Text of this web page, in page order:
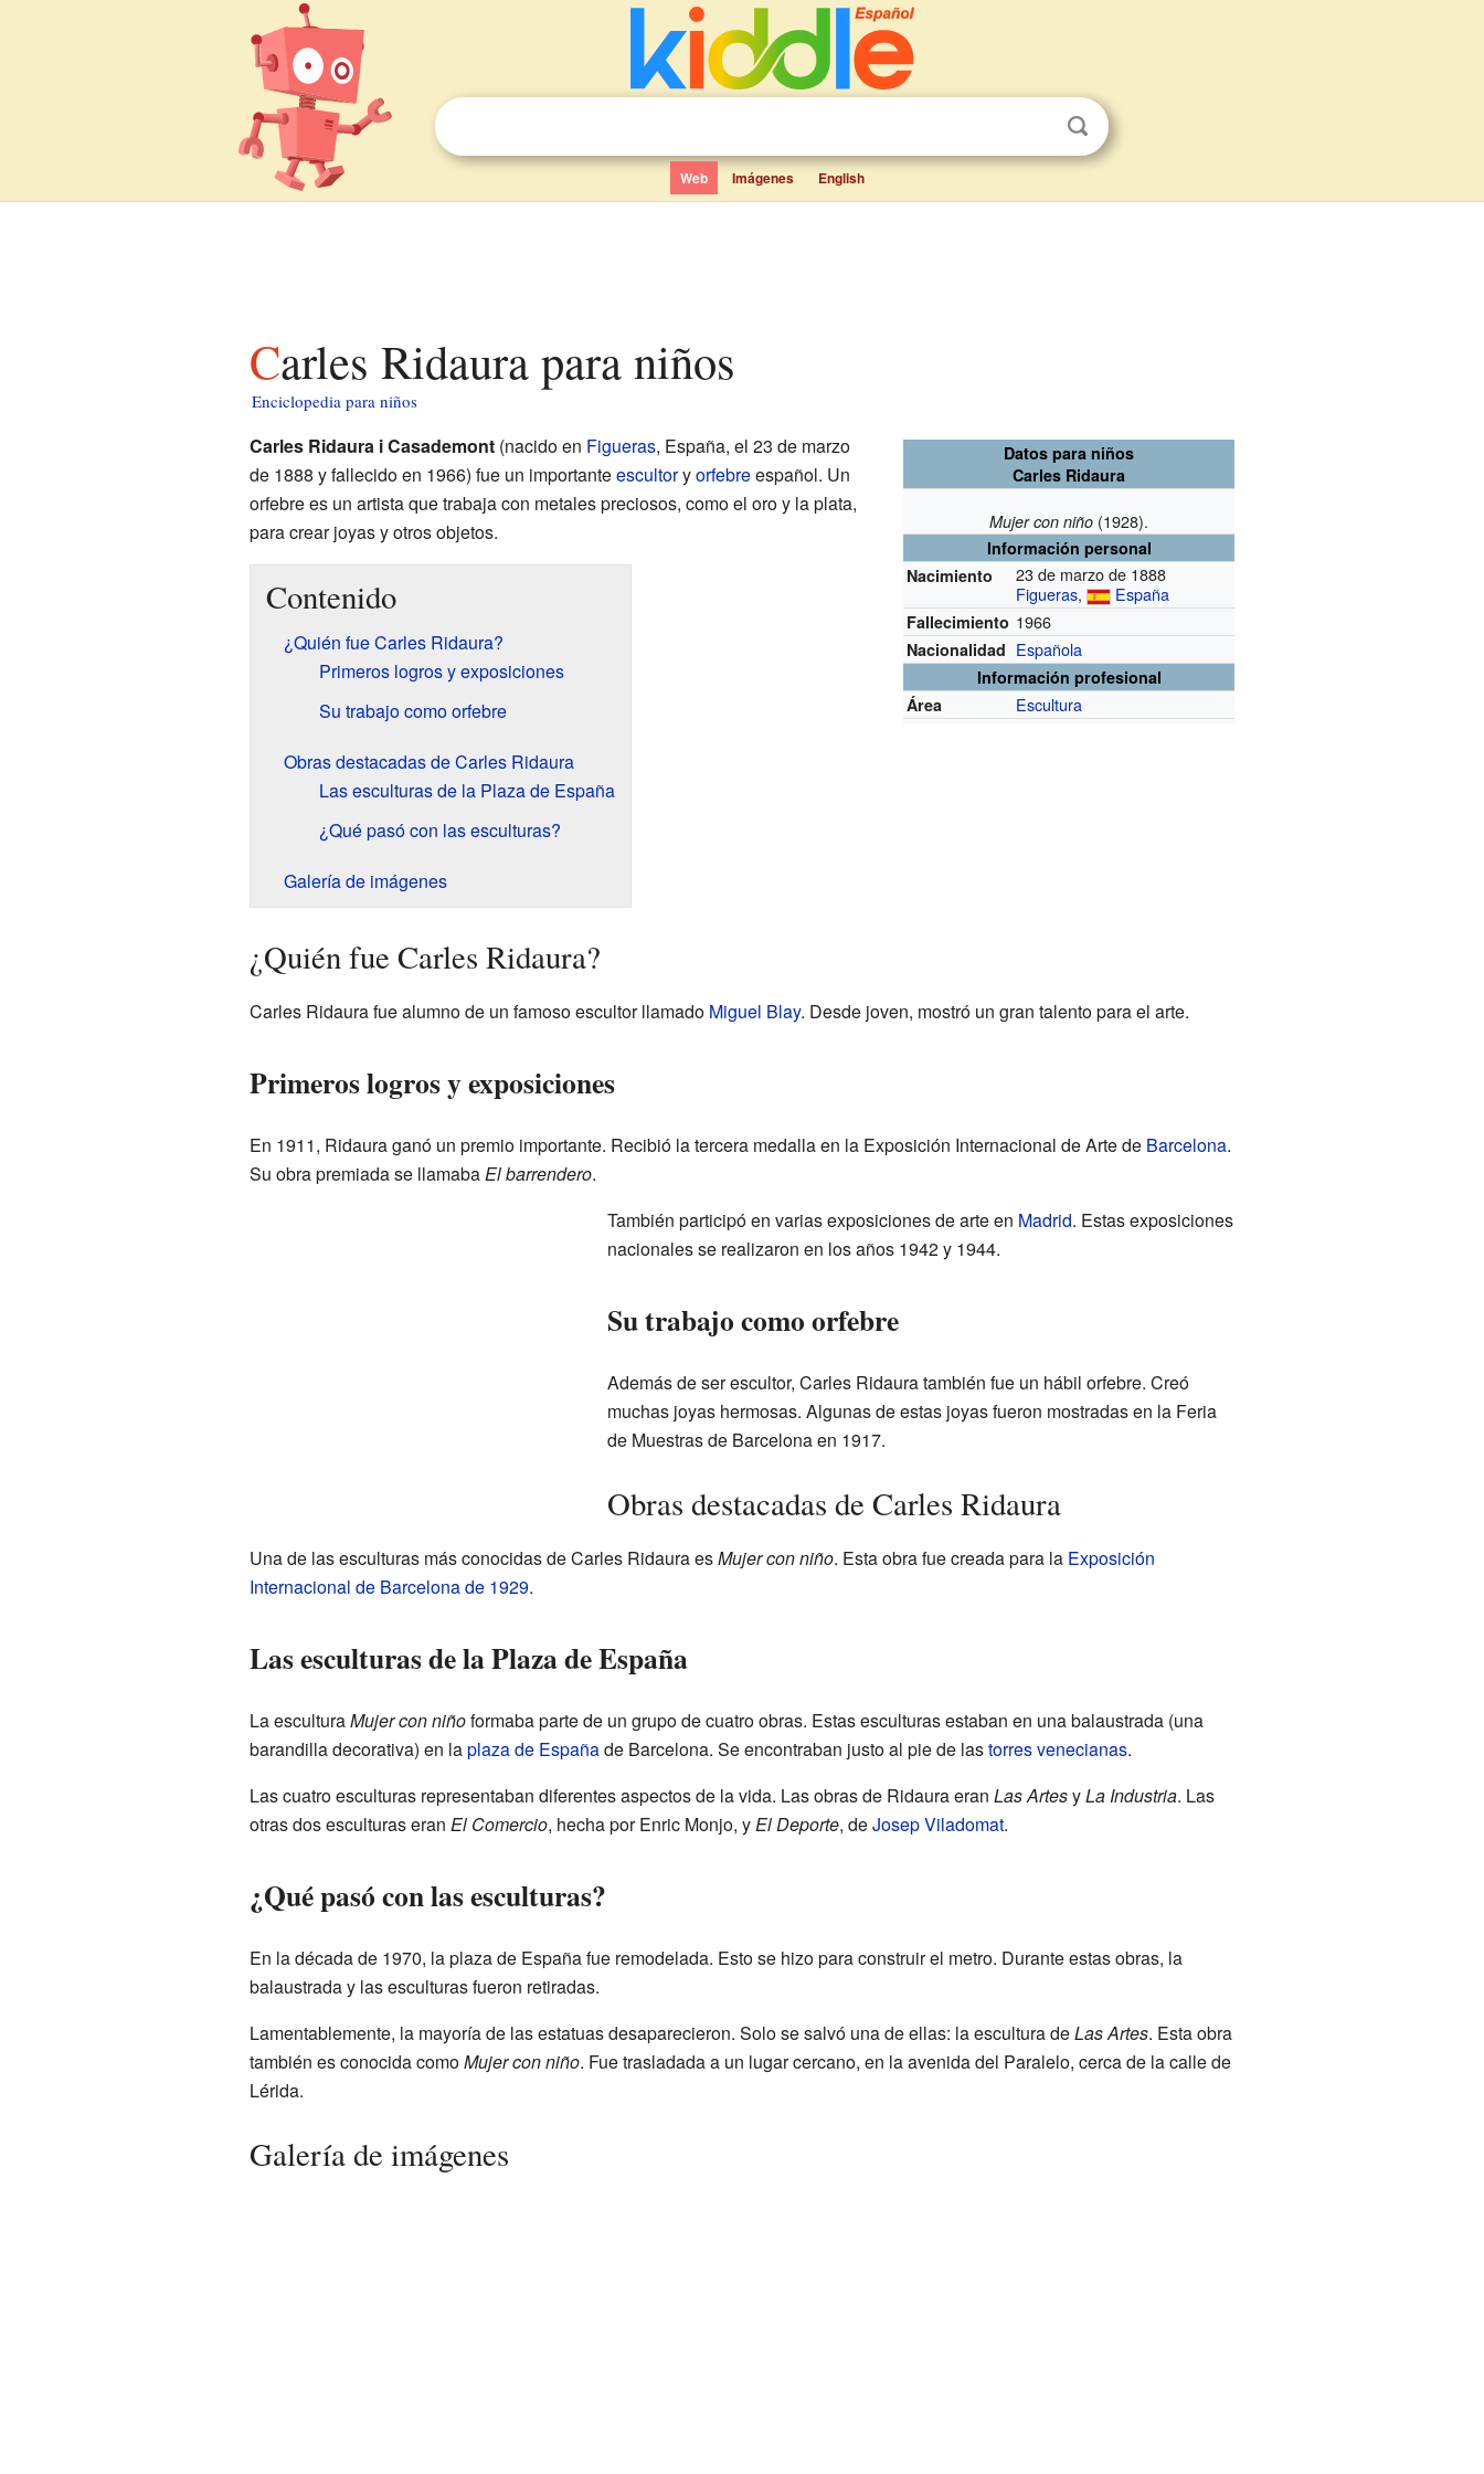
Web Imágenes English
Carles Ridaura para niños
Enciclopedia para niños
Datos para niños
Carles Ridaura
Mujer con niño (1928).
Información personal
Nacimiento
23 de marzo de 1888
Figueras, España
Fallecimiento 1966
Nacionalidad Española
Información profesional
Área
Escultura
Carles Ridaura i Casademont(nacido en Figueras, España, el 23 de marzo
de 1888 y fallecido en 1966) fue un importanteescultoryorfebreespañol. Un
orfebre es un artista que trabaja con metales preciosos, como el oro y la plata,
para crear joyas y otros objetos.
Contenido
¿Quién fue Carles Ridaura?
Primeros logros y exposiciones
Su trabajo como orfebre
Obras destacadas de Carles Ridaura
Las esculturas de la Plaza de España
¿Qué pasó con las esculturas?
Galería de imágenes
¿Quién fue Carles Ridaura?
Carles Ridaura fue alumno de un famoso escultor llamado Miguel Blay. Desde joven, mostró un gran talento para el arte.
Primeros logros y exposiciones
En 1911, Ridaura ganó un premio importante. Recibió la tercera medalla en la Exposición Internacional de Arte de Barcelona.
Su obra premiada se llamabaEl barrendero.
También participó en varias exposiciones de arte en Madrid. Estas exposiciones
nacionales se realizaron en los años 1942 y 1944.
Su trabajo como orfebre
Además de ser escultor, Carles Ridaura también fue un hábil orfebre. Creó
muchas joyas hermosas. Algunas de estas joyas fueron mostradas en la Feria
de Muestras de Barcelona en 1917.
Obras destacadas de Carles Ridaura
Una de las esculturas más conocidas de Carles Ridaura esMujer con niño. Esta obra fue creada para la Exposición
Internacional de Barcelona de 1929.
Las esculturas de la Plaza de España
La esculturaMujer con niñoformaba parte de un grupo de cuatro obras. Estas esculturas estaban en una balaustrada (una
barandilla decorativa) en laplaza de Españade Barcelona. Se encontraban justo al pie de lastorres venecianas.
Las cuatro esculturas representaban diferentes aspectos de la vida. Las obras de Ridaura eran Las ArtesyLa Industria. Las
otras dos esculturas eran El Comercio, hecha por Enric Monjo, yEl Deporte, deJosep Viladomat.
¿Qué pasó con las esculturas?
En la década de 1970, la plaza de España fue remodelada. Esto se hizo para construir el metro. Durante estas obras, la
balaustrada y las esculturas fueron retiradas.
Lamentablemente, la mayoría de las estatuas desaparecieron. Solo se salvó una de ellas: la escultura deLas Artes. Esta obra
también es conocida comoMujer con niño. Fue trasladada a un lugar cercano, en la avenida del Paralelo, cerca de la calle de
Lérida.
Galería de imágenes